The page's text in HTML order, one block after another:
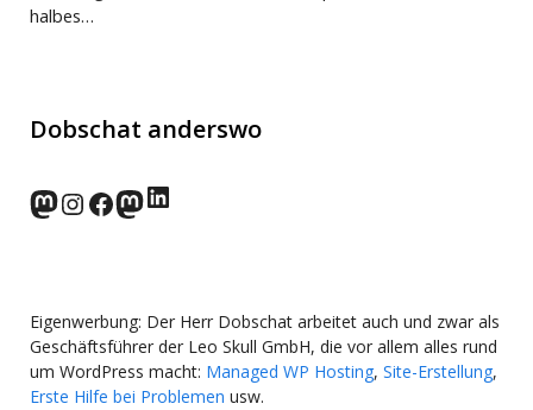
halbes…
Dobschat anderswo
norden.social
Instagram
Facebook
wp-punks.social
LinkedIn
Eigenwerbung: Der Herr Dobschat arbeitet auch und zwar als
Geschäftsführer der Leo Skull GmbH, die vor allem alles rund
um WordPress macht: Managed WP Hosting, Site-Erstellung,
Erste Hilfe bei Problemen usw.